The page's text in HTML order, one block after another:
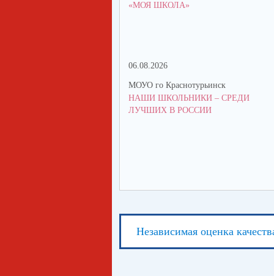
«МОЯ ШКОЛА»
06.08.2026
МОУО го Краснотурьинск
НАШИ ШКОЛЬНИКИ – СРЕДИ
ЛУЧШИХ В РОССИИ
Независимая оценка